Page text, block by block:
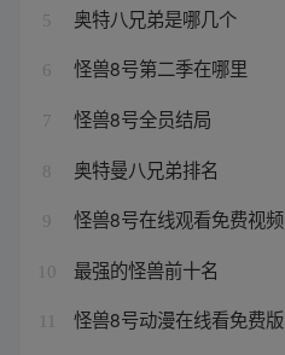
5 奥特八兄弟是哪几个
6 怪兽8号第二季在哪里
7 怪兽8号全员结局
8 奥特曼八兄弟排名
9 怪兽8号在线观看免费视频
10 最强的怪兽前十名
怪兽8号动漫在线看免费版